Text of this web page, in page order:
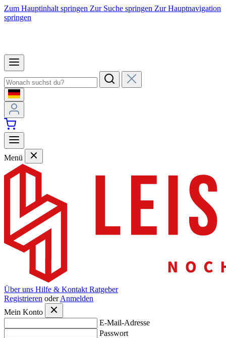
Zum Hauptinhalt springen Zur Suche springen Zur Hauptnavigation
springen
Menü
Über uns Hilfe & Kontakt Ratgeber
Registrieren oder Anmelden
Mein Konto
E-Mail-Adresse
Passwort